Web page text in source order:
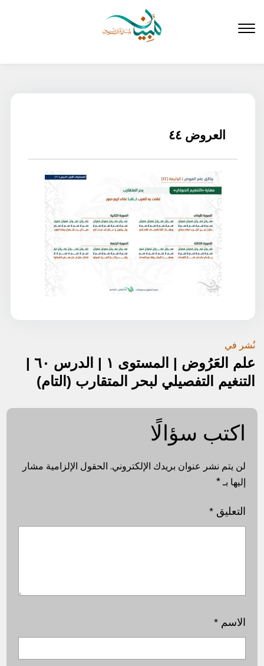
المحتوى
العروض ٤٤
تصفّح
المقالات
نُشر في
علم العَرُوض | المستوى ١ | الدرس ٦٠ |
التنغيم التفصيلي لبحر المتقارب (التام)
اكتب سؤالًا
لن يتم نشر عنوان بريدك الإلكتروني. الحقول الإلزامية مشار
إليها بـ*
التعليق*
الاسم*